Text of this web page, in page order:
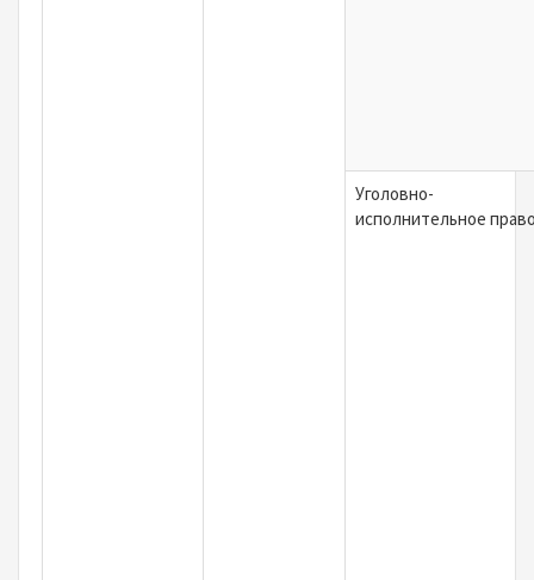
Уголовно-
исполнительное